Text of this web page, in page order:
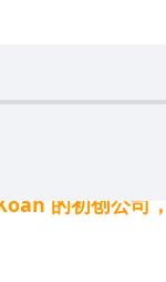
的初创公司